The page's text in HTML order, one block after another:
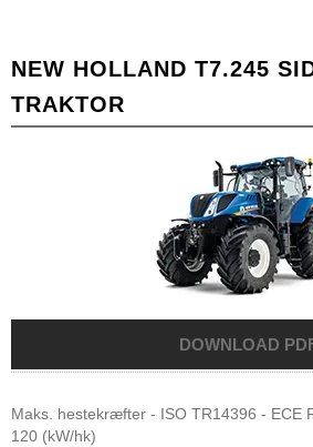
NEW HOLLAND T7.245
TRAKTOR
Maks. hestekræfter - ISO TR14396 - ECE
120 (kW/hk)